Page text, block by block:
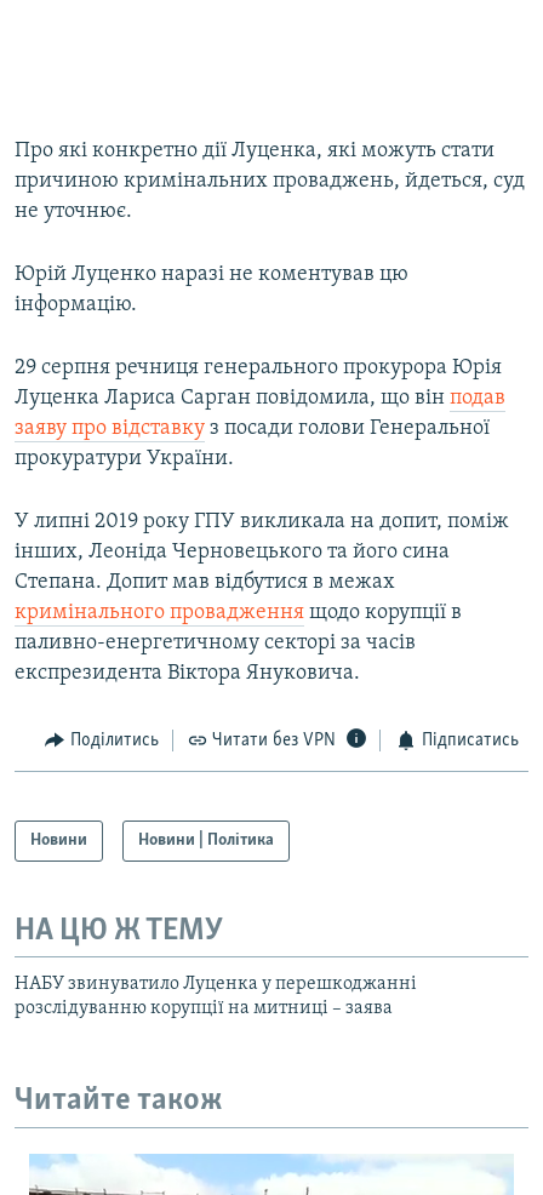
Про які конкретно дії Луценка, які можуть стати
причиною кримінальних проваджень, йдеться, суд
не уточнює.
Юрій Луценко наразі не коментував цю
інформацію.
29 серпня речниця генерального прокурора Юрія
Луценка Лариса Сарган повідомила, що він подав
заяву про відставку з посади голови Генеральної
прокуратури України.
У липні 2019 року ГПУ викликала на допит, поміж
інших, Леоніда Черновецького та його сина
Степана. Допит мав відбутися в межах
кримінального провадження щодо корупції в
паливно-енергетичному секторі за часів
експрезидента Віктора Януковича.
Поділитись Читати без VPN Підписатись
Новини Новини | Політика
НА ЦЮ Ж ТЕМУ
НАБУ звинуватило Луценка у перешкоджанні
розслідуванню корупції на митниці – заява
Читайте також